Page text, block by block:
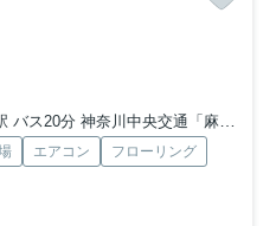
神奈川中央交通「麻溝台」 停歩9分
エアコン
フローリング